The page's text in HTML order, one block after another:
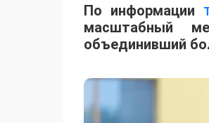
По информации
масштабный
объединивший